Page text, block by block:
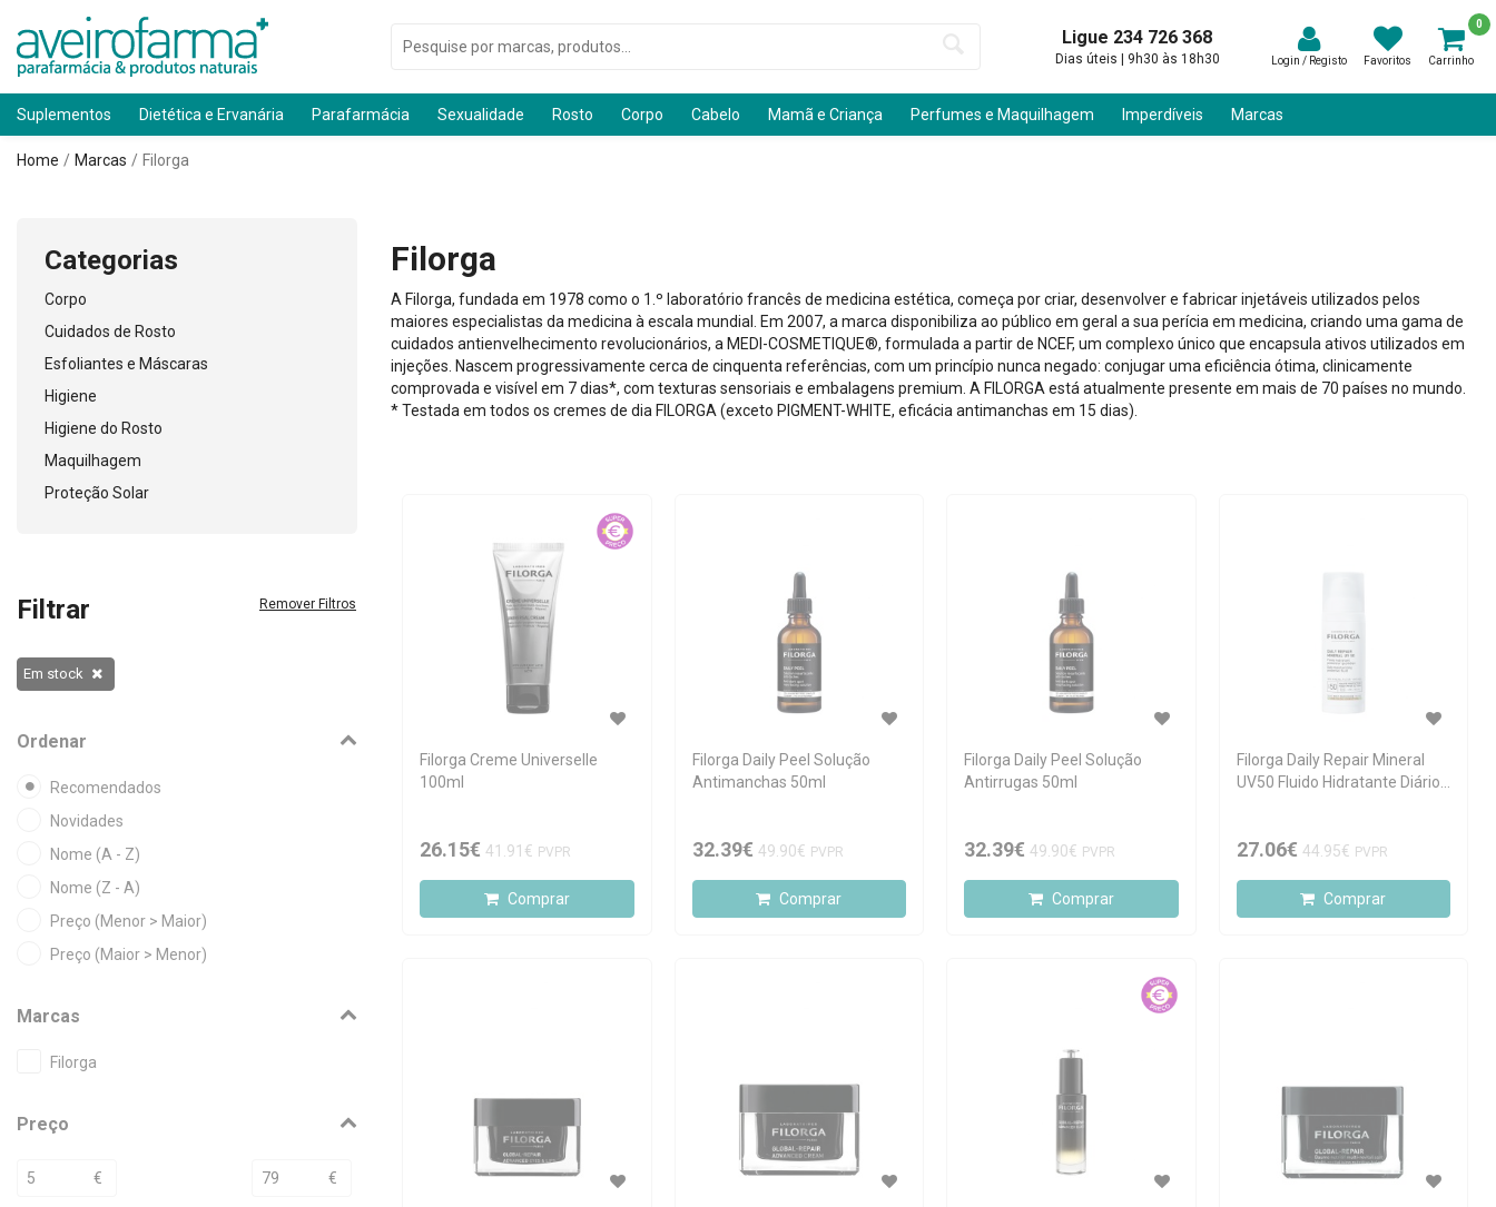
Ligue 234 726 368
Dias úteis | 9h30 às 18h30 Login / Registo Favoritos Carrinho
0
Suplementos Dietética e Ervanária Parafarmácia Sexualidade Rosto Corpo Cabelo Mamã e Criança Perfumes e Maquilhagem Imperdíveis Marcas
Home Marcas Filorga
Categorias
Corpo
Cuidados de Rosto
Esfoliantes e Máscaras
Higiene
Higiene do Rosto
Maquilhagem
Proteção Solar
Filtrar Remover Filtros
Em stock
Ordenar
Recomendados
Novidades
Nome (A - Z)
Nome (Z - A)
Preço (Menor > Maior)
Preço (Maior > Menor)
Marcas
Filorga
Preço
€ €
Filorga
A Filorga, fundada em 1978 como o 1.º laboratório francês de medicina estética, começa por criar, desenvolver e fabricar injetáveis utilizados pelos
maiores especialistas da medicina à escala mundial. Em 2007, a marca disponibiliza ao público em geral a sua perícia em medicina, criando uma gama de
cuidados antienvelhecimento revolucionários, a MEDI-COSMETIQUE®, formulada a partir de NCEF, um complexo único que encapsula ativos utilizados em
injeções. Nascem progressivamente cerca de cinquenta referências, com um princípio nunca negado: conjugar uma eficiência ótima, clinicamente
comprovada e visível em 7 dias*, com texturas sensoriais e embalagens premium. A FILORGA está atualmente presente em mais de 70 países no mundo.
* Testada em todos os cremes de dia FILORGA (exceto PIGMENT-WHITE, eficácia antimanchas em 15 dias).
Filorga Creme Universelle
100ml
26.15€ 41.91€ PVPR
Comprar
Filorga Daily Peel Solução
Antimanchas 50ml
32.39€ 49.90€ PVPR
Comprar
Filorga Daily Peel Solução
Antirrugas 50ml
32.39€ 49.90€ PVPR
Comprar
Filorga Daily Repair Mineral
UV50 Fluido Hidratante Diário
27.06€ 44.95€ PVPR
Comprar